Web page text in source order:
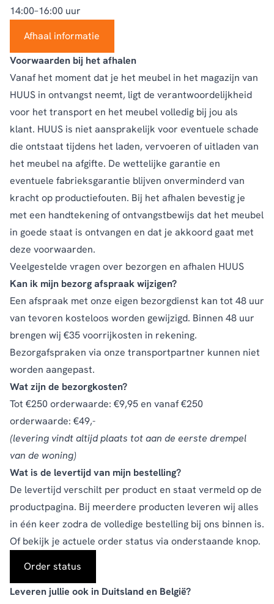
14:00–16:00 uur
Afhaal informatie
Voorwaarden bij het afhalen
Vanaf het moment dat je het meubel in het magazijn van
HUUS in ontvangst neemt, ligt de verantwoordelijkheid
voor het transport en het meubel volledig bij jou als
klant. HUUS is niet aansprakelijk voor eventuele schade
die ontstaat tijdens het laden, vervoeren of uitladen van
het meubel na afgifte. De wettelijke garantie en
eventuele fabrieksgarantie blijven onverminderd van
kracht op productiefouten. Bij het afhalen bevestig je
met een handtekening of ontvangstbewijs dat het meubel
in goede staat is ontvangen en dat je akkoord gaat met
deze voorwaarden.
Veelgestelde vragen over bezorgen en afhalen HUUS
Kan ik mijn bezorg afspraak wijzigen?
Een afspraak met onze eigen bezorgdienst kan tot 48 uur
van tevoren kosteloos worden gewijzigd. Binnen 48 uur
brengen wij €35 voorrijkosten in rekening.
Bezorgafspraken via onze transportpartner kunnen niet
worden aangepast.
Wat zijn de bezorgkosten?
Tot €250 orderwaarde: €9,95 en vanaf €250
orderwaarde: €49,-
(levering vindt altijd plaats tot aan de eerste drempel
van de woning)
Wat is de levertijd van mijn bestelling?
De levertijd verschilt per product en staat vermeld op de
productpagina. Bij meerdere producten leveren wij alles
in één keer zodra de volledige bestelling bij ons binnen is.
Of bekijk je actuele order status via onderstaande knop.
Order status
Leveren jullie ook in Duitsland en België?